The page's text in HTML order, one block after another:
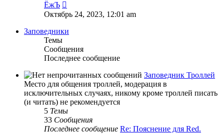
ЁжЪ
к
последнему
сообщению
Октябрь 24, 2023, 12:01 am
Заповедники
Темы
Сообщения
Последнее сообщение
Заповедник Троллей
Место для общения троллей, модерация в
исключительных случаях, никому кроме троллей писать
(и читать) не рекомендуется
5 Темы
33 Сообщения
Последнее сообщение Re: Пояснение для Red.